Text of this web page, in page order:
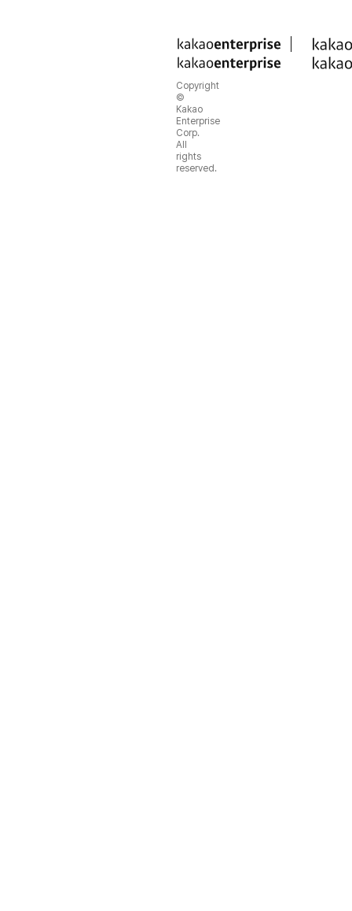
Copyright
©
Kakao
Enterprise
Corp.
All
rights
reserved.